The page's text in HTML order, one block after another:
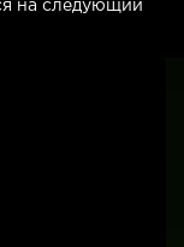
на следующий